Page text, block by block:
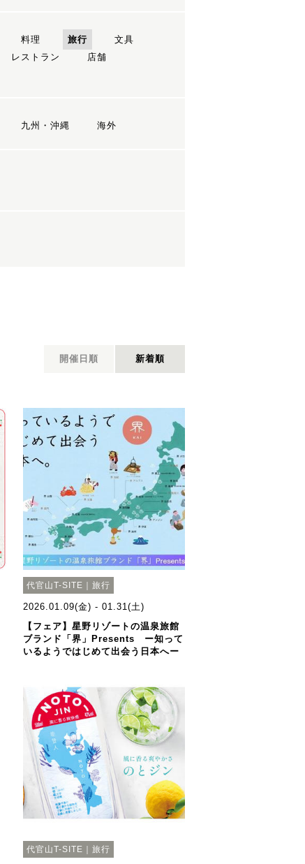
料理 旅行
文具
レストラン
店舗
九州・沖縄 海外
開催日順 新着順
代官山T-SITE｜旅行
2026.01.09(金) - 01.31(土)
【フェア】星野リゾートの温泉旅館
ブランド「界」Presents ー知って
いるようではじめて出会う日本へー
代官山T-SITE｜旅行